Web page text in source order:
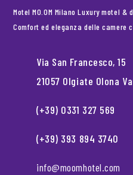
Motel MO.OM Milano Luxury motel
Comfort ed eleganza delle camere
Via San Francesco, 15
21057 Olgiate Olona
(+39) 0331 327 569
(+39) 393 894 3740
info@moomhotel.com